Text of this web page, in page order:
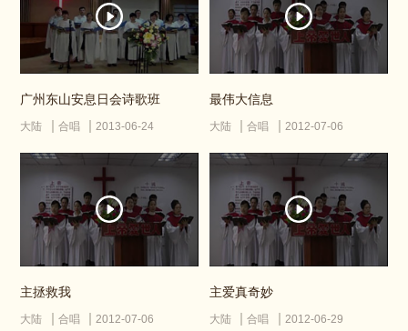
广州东山安息日会诗歌班
大陆 合唱 2013-06-24
最伟大信息
大陆 合唱 2012-07-06
主拯救我
大陆 合唱 2012-07-06
主爱真奇妙
大陆 合唱 2012-06-29